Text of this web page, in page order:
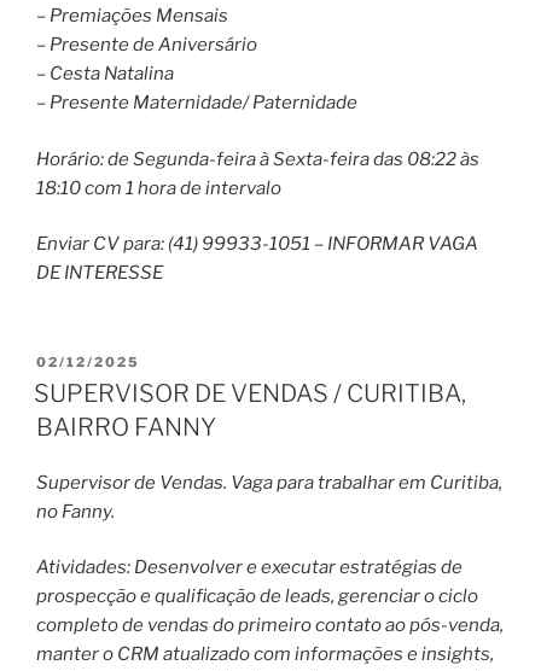
– Premiações Mensais
– Presente de Aniversário
– Cesta Natalina
– Presente Maternidade/ Paternidade
Horário: de Segunda-feira à Sexta-feira das 08:22 às
18:10 com 1 hora de intervalo
Enviar CV para: (41) 99933-1051 – INFORMAR VAGA
DE INTERESSE
PUBLICADO
EM
02/12/2025
SUPERVISOR DE VENDAS / CURITIBA,
BAIRRO FANNY
Supervisor de Vendas. Vaga para trabalhar em Curitiba,
no Fanny.
Atividades: Desenvolver e executar estratégias de
prospecção e qualificação de leads, gerenciar o ciclo
completo de vendas do primeiro contato ao pós-venda,
manter o CRM atualizado com informações e insights,